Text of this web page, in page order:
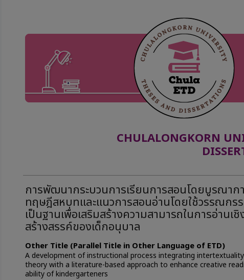
CHULALONGKORN
การพัฒนากระบวนการเรียนการสอนโดยบูรณาก
ทฤษฎีสหบทและแนวการสอนอ่านโดยใช้วรรณกร
เป็นฐานเพื่อเสริมสร้างความสามารถในการอ่านเชิ
สร้างสรรค์ของเด็กอนุบาล
Other Title (Parallel Title in Other Language of ETD)
A development of instructional process integrating intertextuality
theory with a literature-based approach to enhance creative
ability of kindergarteners